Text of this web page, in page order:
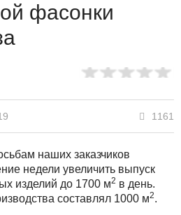
фасонки
1161
наших заказчиков
недели увеличить выпуск
изделий до 1700 м2 в день.
составлял 1000 м2.